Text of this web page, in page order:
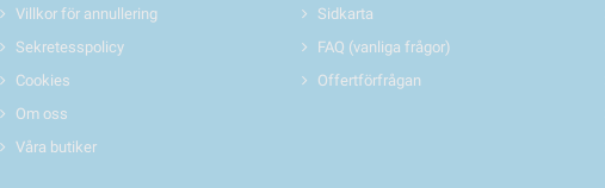
Villkor för annullering
Sekretesspolicy
Cookies
Om oss
Våra butiker
Sidkarta
FAQ (vanliga frågor)
Offertförfrågan